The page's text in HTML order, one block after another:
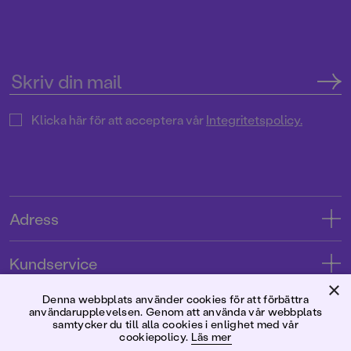
Klicka här för att acceptera vårIntegritetspolicy.
Adress
Tryckerigatan 4
Kundservice
Kontakta oss
Kundservice
Förlaget
×
Denna webbplats använder cookies för att förbättra
användarupplevelsen. Genom att använda vår webbplats
samtycker du till alla cookies i enlighet med vår
cookiepolicy. Läs mer